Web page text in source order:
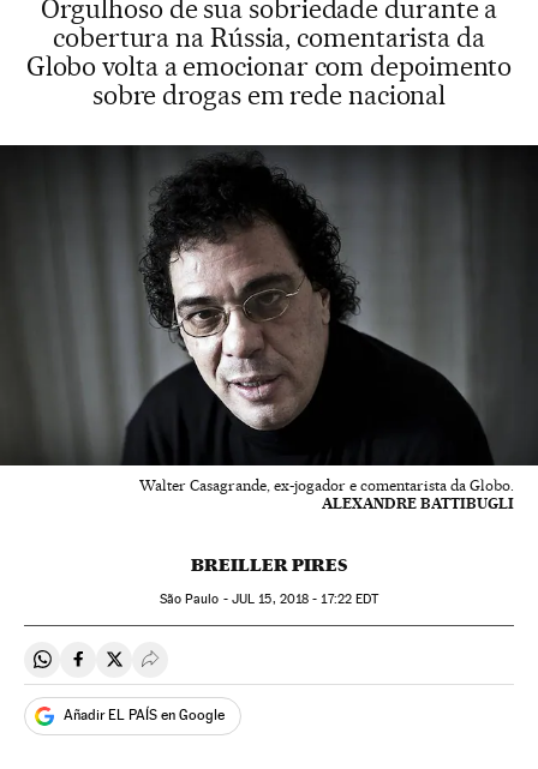
Orgulhoso de sua sobriedade durante a
cobertura na Rússia, comentarista da
Globo volta a emocionar com depoimento
sobre drogas em rede nacional
Walter Casagrande, ex-jogador e comentarista da Globo.
ALEXANDRE BATTIBUGLI
BREILLER PIRES
São Paulo - JUL 15, 2018 - 17:22EDT
Compartir en Whatsapp
Compartir en Facebook
Compartir en Twitter
Desplegar Redes Sociales
Añadir EL PAÍS en Google